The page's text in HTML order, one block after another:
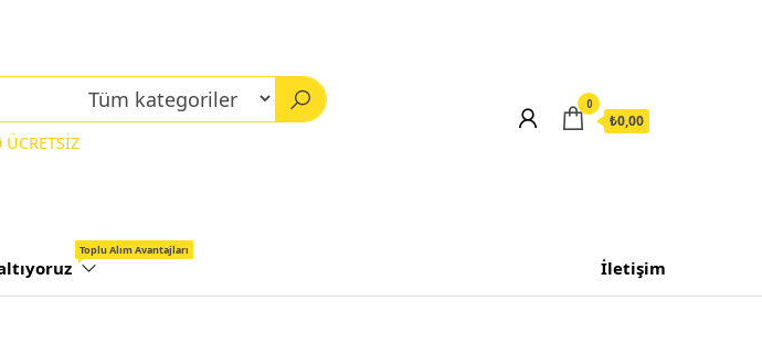
0
₺0,00
Toplu Alım Avantajları
İletişim